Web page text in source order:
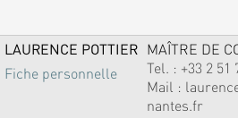
LAURENCE POTTIER
Fiche personnelle
MAÎTRE DE
Tel. : +33 2 51
Mail :
nantes.fr